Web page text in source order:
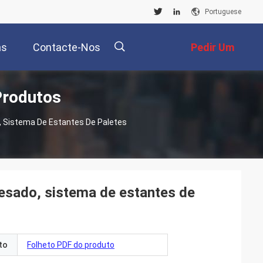
Portuguese
Contacte-Nos Pedir Um
Orçamento
Sistema De Estantes De Paletes
sistema de estantes de
Folheto PDF do produto